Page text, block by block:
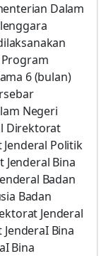
Dalam
6 (bulan)
Negeri
Direktorat
Politik
Bina
Badan
Badan
Jenderal
Bina
Bina